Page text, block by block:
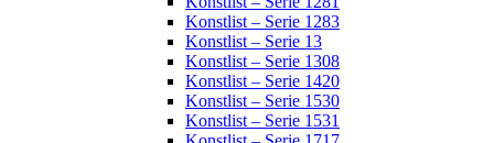
Konstlist – Serie 1283
Konstlist – Serie 13
Konstlist – Serie 1308
Konstlist – Serie 1420
Konstlist – Serie 1530
Konstlist – Serie 1531